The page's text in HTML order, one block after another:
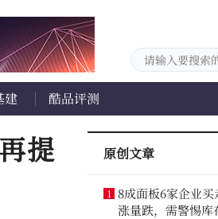
建 酷品评测
提
原创文章
1
8成面板6家企业
涨量跌，需警惕库